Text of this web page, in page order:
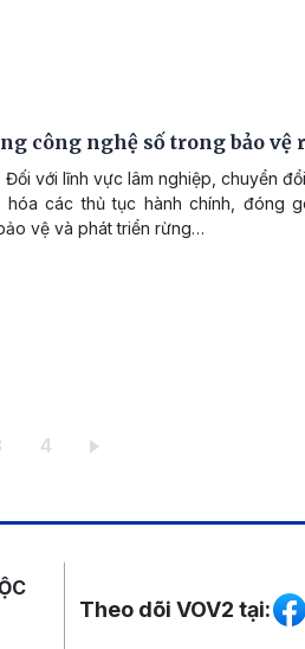
công nghệ số trong bảo vệ
Đối với lĩnh vực lâm nghiệp, chuyển
hóa các thủ tục hành chính, đóng
vệ và phát triển rừng…
Trang
4
Mạng xã hội
Theo dõi VOV2 tại: